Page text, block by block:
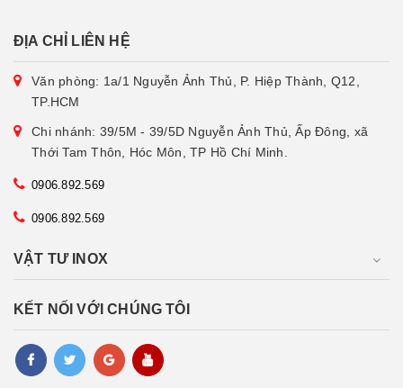
ĐỊA CHỈ LIÊN HỆ
Văn phòng: 1a/1 Nguyễn Ảnh Thủ, P. Hiệp Thành, Q12,
TP.HCM
Chi nhánh: 39/5M - 39/5D Nguyễn Ảnh Thủ, Ấp Đông, xã
Thới Tam Thôn, Hóc Môn, TP Hồ Chí Minh.
0906.892.569
0906.892.569
VẬT TƯ INOX
KẾT NỐI VỚI CHÚNG TÔI